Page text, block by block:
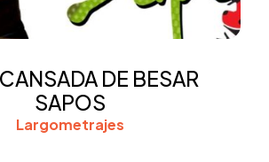
DE BESAR
SAPOS
Largometrajes